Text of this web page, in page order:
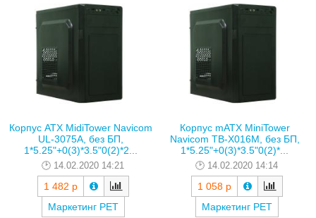
Корпус ATX MidiTower Navicom
UL-3075A, без БП,
1*5.25"+0(3)*3.5"0(2)*2...
14.02.2020 14:21
1 482 р
Маркетинг РЕТ
Корпус mATX MiniTower
Navicom TB-X016M, без БП,
1*5.25"+0(3)*3.5"0(2)*...
14.02.2020 14:14
1 058 р
Маркетинг РЕТ